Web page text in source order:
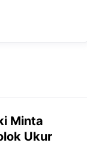
Minta
Ukur